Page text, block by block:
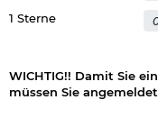
1 Sterne
WICHTIG!! Damit Sie
müssen Sie